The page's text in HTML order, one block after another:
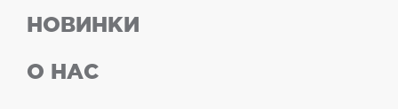
НОВИНКИ
О НАС